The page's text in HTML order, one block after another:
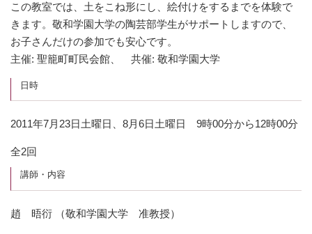
この教室では、土をこね形にし、絵付けをするまでを体験で
きます。敬和学園大学の陶芸部学生がサポートしますので、
お子さんだけの参加でも安心です。
主催: 聖籠町町民会館、 共催: 敬和学園大学
日時
2011年7月23日土曜日、8月6日土曜日 9時00分から12時00分
全2回
講師・内容
趙 晤衍 （敬和学園大学 准教授）